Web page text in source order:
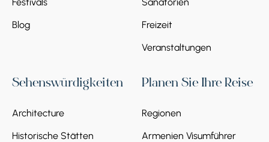
Blog
Freizeit
Veranstaltungen
Sehenswürdigkeiten
Architecture
Historische Stätten
Planen Sie Ihre Reise
Regionen
Armenien Visumführer